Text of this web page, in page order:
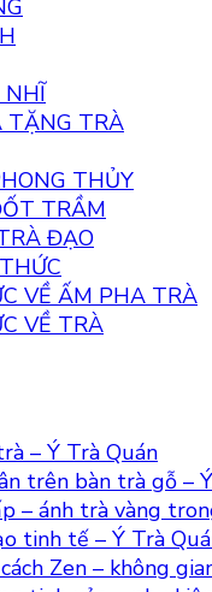
NHĨ
TẶNG TRÀ
THỦY
TRẦM
ĐẠO
VỀ ẤM PHA TRÀ
VỀ TRÀ